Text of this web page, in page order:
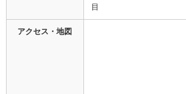
目
アクセス・地図